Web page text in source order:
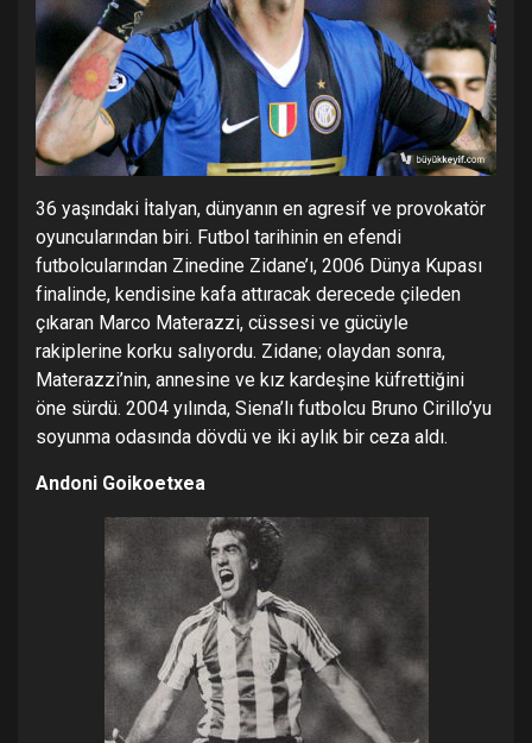
36 yaşındaki İtalyan, dünyanın en agresif ve provokatör
oyuncularından biri. Futbol tarihinin en efendi
futbolcularından Zinedine Zidane’ı, 2006 Dünya Kupası
finalinde, kendisine kafa attıracak derecede çileden
çıkaran Marco Materazzi, cüssesi ve gücüyle
rakiplerine korku salıyordu. Zidane; olaydan sonra,
Materazzi’nin, annesine ve kız kardeşine küfrettiğini
öne sürdü. 2004 yılında, Siena’lı futbolcu Bruno Cirillo’yu
soyunma odasında dövdü ve iki aylık bir ceza aldı.
Andoni Goikoetxea